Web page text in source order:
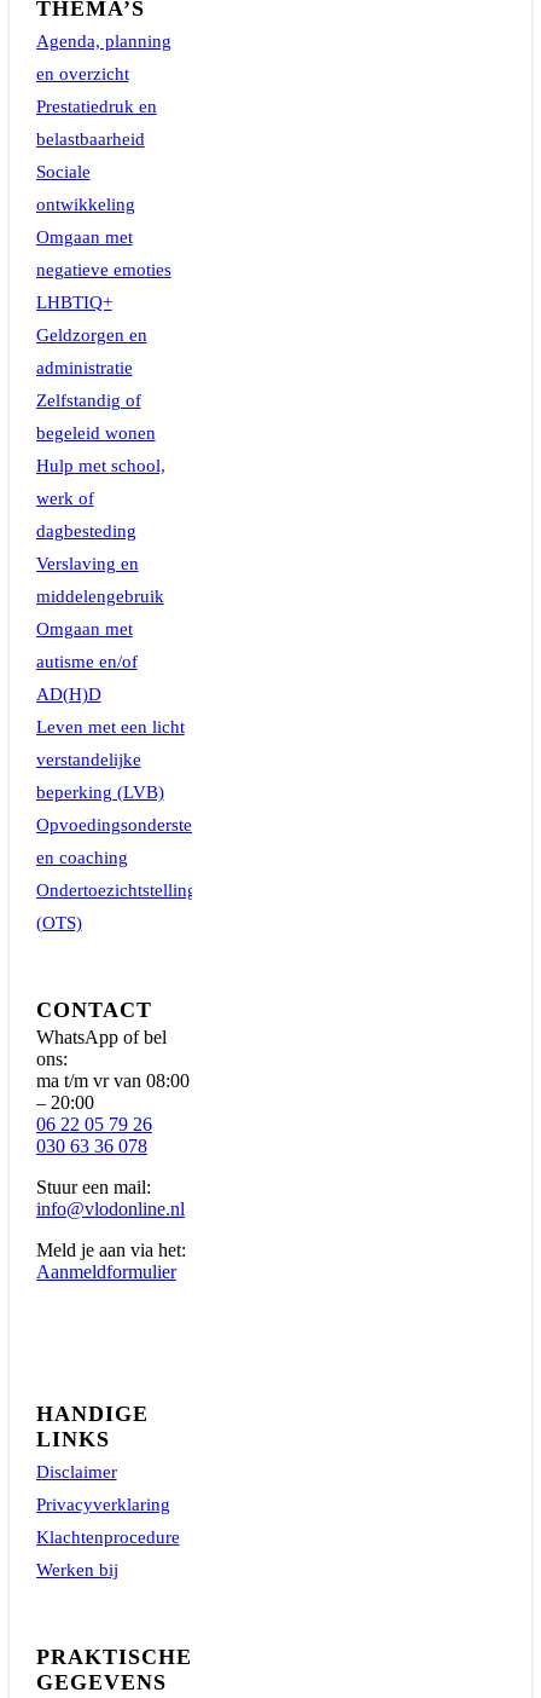
THEMA’S
Agenda, planning
en overzicht
Prestatiedruk en
belastbaarheid
Sociale
ontwikkeling
Omgaan met
negatieve emoties
LHBTIQ+
Geldzorgen en
administratie
Zelfstandig of
begeleid wonen
Hulp met school,
werk of
dagbesteding
Verslaving en
middelengebruik
Omgaan met
autisme en/of
AD(H)D
Leven met een licht
verstandelijke
beperking (LVB)
Opvoedingsondersteuning
en coaching
Ondertoezichtstelling
(OTS)
CONTACT
WhatsApp of bel
ons:
ma t/m vr van 08:00
– 20:00
06 22 05 79 26
030 63 36 078
Stuur een mail:
info@vlodonline.nl
Meld je aan via het:
Aanmeldformulier
HANDIGE
LINKS
Disclaimer
Privacyverklaring
Klachtenprocedure
Werken bij
PRAKTISCHE
GEGEVENS